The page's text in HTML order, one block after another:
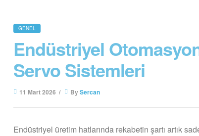
GENEL
Endüstriyel
Servo Sistemleri
11 Mart 2026 BySercan
Endüstriyel üretim hatlarında rekabetin şartı artık